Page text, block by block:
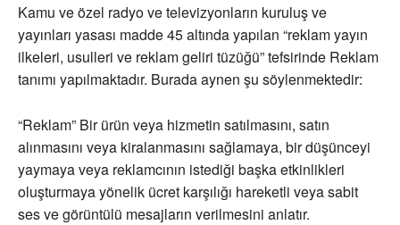
Kamu ve özel radyo ve televizyonların kuruluş ve
yayınları yasası madde 45 altında yapılan “reklam yayın
ilkeleri, usulleri ve reklam geliri tüzüğü” tefsirinde Reklam
tanımı yapılmaktadır. Burada aynen şu söylenmektedir:
“Reklam” Bir ürün veya hizmetin satılmasını, satın
alınmasını veya kiralanmasını sağlamaya, bir düşünceyi
yaymaya veya reklamcının istediği başka etkinlikleri
oluşturmaya yönelik ücret karşılığı hareketli veya sabit
ses ve görüntülü mesajların verilmesini anlatır.